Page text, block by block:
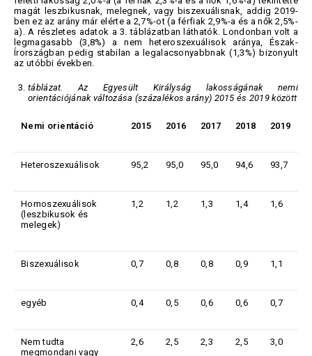
magát leszbikusnak, melegnek, vagy biszexuálisnak, addig 2019-
ben ez az arány már elérte a 2,7%-ot (a férfiak 2,9%-a és a nők 2,5%-
a). A részletes adatok a 3. táblázatban láthatók. Londonban volt a
legmagasabb (3,8%) a nem heteroszexuálisok aránya, Észak-
Írországban pedig stabilan a legalacsonyabbnak (1,3%) bizonyult
az utóbbi években.
táblázat. Az Egyesült Királyság lakosságának nemi
orientációjának változása (százalékos arány) 2015 és 2019 között
Nemi orientáció 2015 2016 2017 2018 2019
Heteroszexuálisok 95,2 95,0 95,0 94,6 93,7
Homoszexuálisok
(leszbikusok és
melegek)
1,2 1,2 1,3 1,4 1,6
Biszexuálisok 0,7 0,8 0,8 0,9 1,1
egyéb 0,4 0,5 0,6 0,6 0,7
Nem tudta
megmondani vagy
2,6 2,5 2,3 2,5 3,0